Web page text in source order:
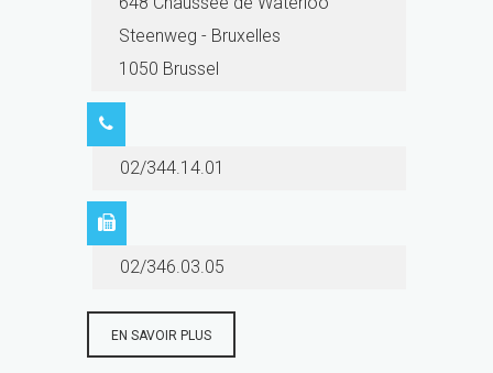
Steenweg - Bruxelles
1050 Brussel
02/344.14.01
02/346.03.05
EN SAVOIR PLUS